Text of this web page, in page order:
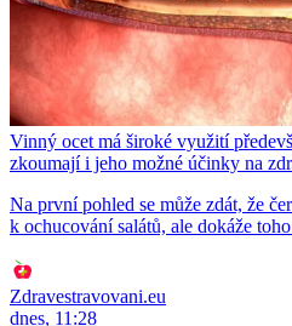
Vinný ocet má široké využití
zkoumají i jeho možné účinky na
Na první pohled se může zdát, že
k ochucování salátů, ale dokáže
Zdravestravovani.eu
dnes, 11:28